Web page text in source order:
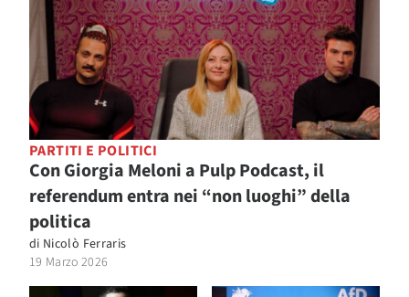
PARTITI E POLITICI
Con Giorgia Meloni a Pulp Podcast, il
referendum entra nei “non luoghi” della
politica
di Nicolò Ferraris
19 Marzo 2026